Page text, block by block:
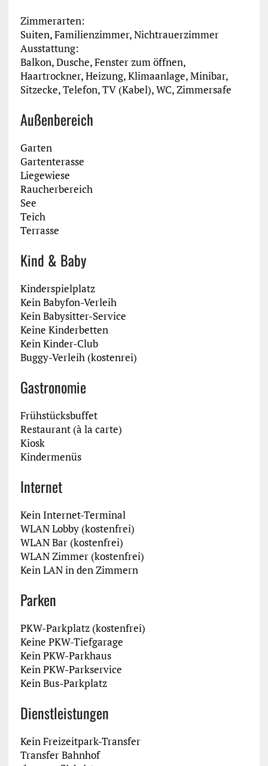
Zimmerarten:
Suiten, Familienzimmer, Nichtrauerzimmer
Ausstattung:
Balkon, Dusche, Fenster zum öffnen,
Haartrockner, Heizung, Klimaanlage, Minibar,
Sitzecke, Telefon, TV (Kabel), WC, Zimmersafe
Außenbereich
Garten
Gartenterasse
Liegewiese
Raucherbereich
See
Teich
Terrasse
Kind & Baby
Kinderspielplatz
Kein Babyfon-Verleih
Kein Babysitter-Service
Keine Kinderbetten
Kein Kinder-Club
Buggy-Verleih (kostenrei)
Gastronomie
Frühstücksbuffet
Restaurant (à la carte)
Kiosk
Kindermenüs
Internet
Kein Internet-Terminal
WLAN Lobby (kostenfrei)
WLAN Bar (kostenfrei)
WLAN Zimmer (kostenfrei)
Kein LAN in den Zimmern
Parken
PKW-Parkplatz (kostenfrei)
Keine PKW-Tiefgarage
Kein PKW-Parkhaus
Kein PKW-Parkservice
Kein Bus-Parkplatz
Dienstleistungen
Kein Freizeitpark-Transfer
Transfer Bahnhof